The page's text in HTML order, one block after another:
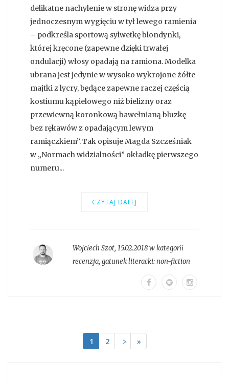
delikatne nachylenie w stronę widza przy
jednoczesnym wygięciu w tył lewego ramienia
– podkreśla sportową sylwetkę blondynki,
której kręcone (zapewne dzięki trwałej
ondulacji) włosy opadają na ramiona. Modelka
ubrana jest jedynie w wysoko wykrojone żółte
majtki z lycry, będące zapewne raczej częścią
kostiumu kąpielowego niż bielizny oraz
przewiewną koronkową bawełnianą bluzkę
bez rękawów z opadającym lewym
ramiączkiem”. Tak opisuje Magda Szcześniak
w „Normach widzialności” okładkę pierwszego
numeru...
CZYTAJ DALEJ
Wojciech Szot, 15.02.2018 w kategorii
recenzja, gatunek literacki:non-fiction
1 2 ﹥ »